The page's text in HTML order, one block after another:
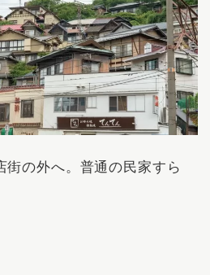
街の外へ。普通の民家すら